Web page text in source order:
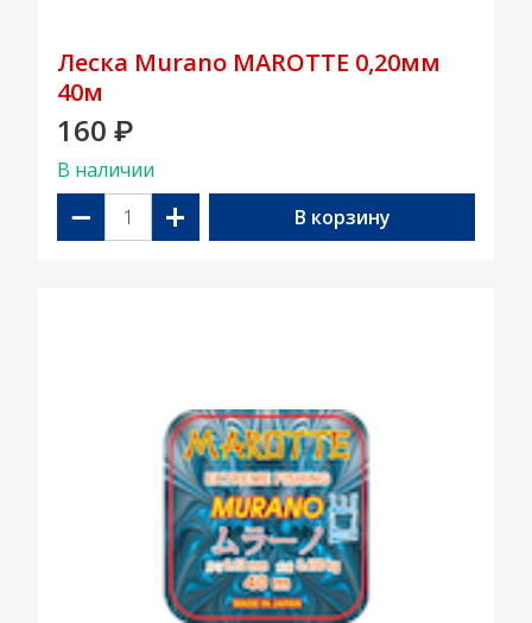
Леска Murano MAROTTE 0,20мм
40м
160 ₽
В наличии
− + В корзину